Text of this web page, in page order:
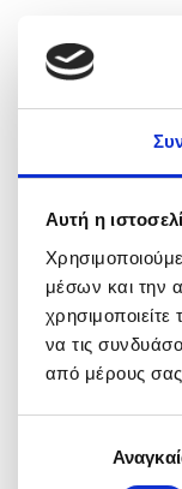
Αυτή η
μέσων και την
να τις
από μέρους
συγκατάθεσης